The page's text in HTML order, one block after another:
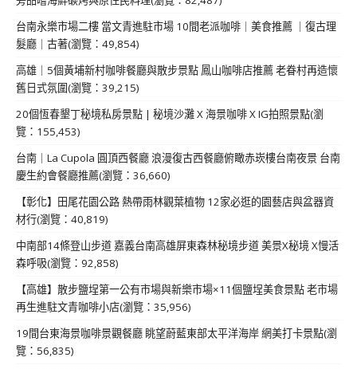
台南永樂市場二樓 當文青進駐市場 10間老派咖啡｜美食推薦 ｜復古理
髮廳｜古著(瀏覽：49,854)
高雄｜5個黃埔新村咖啡餐廳與散步景點 鳳山咖啡店推薦 老眷村再造懷
舊日式氛圍(瀏覽：39,215)
20個恆春墾丁秘境私房景點 | 秘境沙灘 X 海景咖啡 X IG拍照景點(瀏
覽：155,453)
台南｜La Cupola 圓頂西餐廳 浪漫復古西餐廳俯瞰赤崁樓台南夜景 台南
慶生約會餐廳推薦(瀏覽：36,660)
【彰化】田尾花園公路 熱帶雨林觀葉植物 12家必逛的園藝店與盆器資
材行(瀏覽：40,819)
中南部14條登山步道 嘉義台南高雄屏東森林秘境步道 美景X秘境 X慢活
森呼吸(瀏覽：92,858)
【高雄】散步鹽埕第一公有市場與新樂市場×11個鹽埕美食景點 老市場
再生進駐文青咖啡小店(瀏覽：35,956)
19間台東海景咖啡景觀餐廳 眺望蔚藍東部太平洋海岸 網美打卡景點(瀏
覽：56,835)